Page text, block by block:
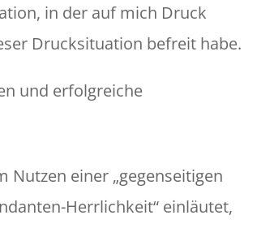
in der auf mich Druck
Drucksituation befreit habe.
und erfolgreiche
Nutzen einer „gegenseitigen
Herrlichkeit“ einläutet,